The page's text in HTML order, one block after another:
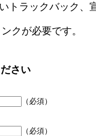
トラックバック、
クが必要です。
さい
（必須）
（必須）